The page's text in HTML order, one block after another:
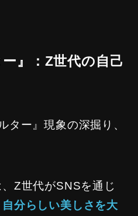
』：Z世代の自己
ター』現象の深掘り、
Z世代がSNSを通じ
自分らしい美しさを大